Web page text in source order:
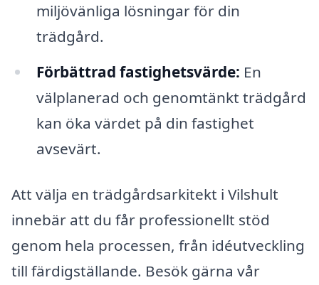
miljövänliga lösningar för din
trädgård.
Förbättrad fastighetsvärde: En
välplanerad och genomtänkt trädgård
kan öka värdet på din fastighet
avsevärt.
Att välja en trädgårdsarkitekt i Vilshult
innebär att du får professionellt stöd
genom hela processen, från idéutveckling
till färdigställande. Besök gärna vår